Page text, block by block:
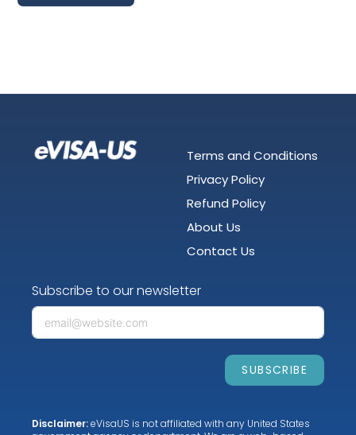
Terms and Conditions
Privacy Policy
Refund Policy
About Us
Contact Us
Subscribe to our newsletter
SUBSCRIBE
Disclaimer:eVisaUS is not affiliated with any United States